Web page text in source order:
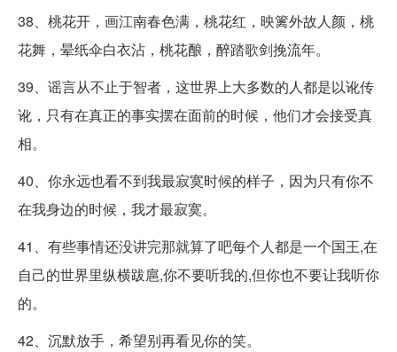
38、桃花开，画江南春色满，桃花红，映篱外故人颜，桃
花舞，晕纸伞白衣沾，桃花酿，醉踏歌剑挽流年。
39、谣言从不止于智者，这世界上大多数的人都是以讹传
讹，只有在真正的事实摆在面前的时候，他们才会接受真
相。
40、你永远也看不到我最寂寞时候的样子，因为只有你不
在我身边的时候，我才最寂寞。
41、有些事情还没讲完那就算了吧每个人都是一个国王,在
自己的世界里纵横跋扈,你不要听我的,但你也不要让我听你
的。
42、沉默放手，希望别再看见你的笑。